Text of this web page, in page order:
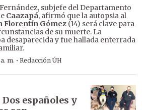
subjefe del Departamento
Caazapá, afirmó que la autopsia al
Florentín Gómez (14) será clave para
de su muerte. La
desaparecida y fue hallada enterrada
m. · Redacción ÚH
españoles y